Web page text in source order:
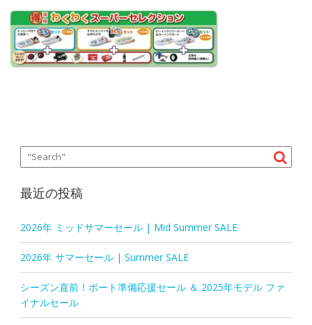
最近の投稿
2026年 ミッドサマーセール | Mid Summer SALE
2026年 サマーセール | Summer SALE
シーズン直前！ボート準備応援セール ＆ 2025年モデル ファ
イナルセール